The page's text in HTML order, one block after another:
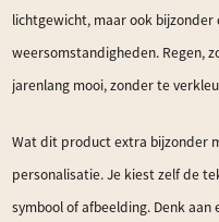
lichtgewicht, maar ook
weersomstandigheden. Regen,
jarenlang mooi, zonder te
Wat dit product extra bijzonder
personalisatie. Je kiest zelf de
symbool of afbeelding. Denk